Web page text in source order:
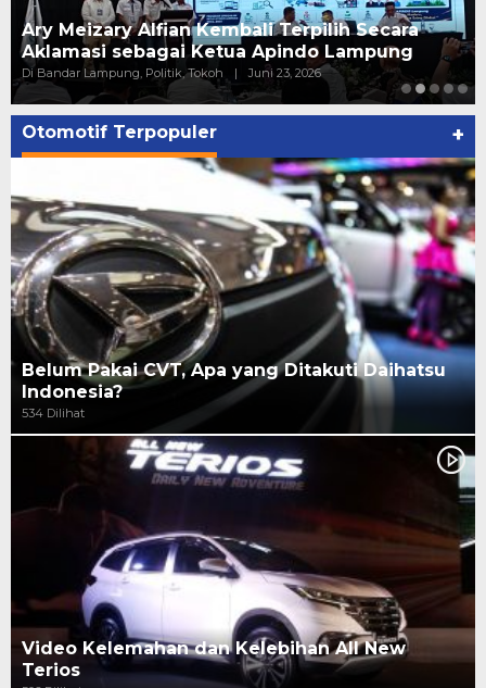
Ary Meizary Alfian Kembali Terpilih Secara
Aklamasi sebagai Ketua Apindo Lampung
Di Bandar Lampung, Politik, Tokoh | Juni 23, 2026
Otomotif Terpopuler +
Belum Pakai CVT, Apa yang Ditakuti Daihatsu
Indonesia?
534 Dilihat
Video Kelemahan dan Kelebihan All New
Terios